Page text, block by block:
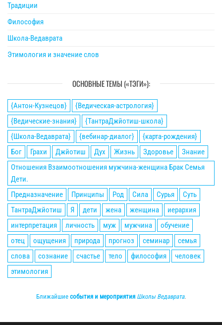
Традиции
Философия
Школа-Ведаврата
Этимология и значение слов
ОСНОВНЫЕ ТЕМЫ («ТЭГИ»):
{Антон-Кузнецов}
{Ведическая-астрология}
{Ведические-знания}
{ТантраДжйотиш-школа}
{Школа-Ведаврата}
{вебинар-диалог}
{карта-рождения}
Бог
Грахи Джйотиш Дух Жизнь Здоровье
Знание
Отношения Взаимоотношения мужчина-женщина Брак Семья
Дети.
Предназначение
Принципы Род Сила Сурья
Суть
ТантраДжйотиш
Я дети жена женщина
иерархия
интерпретация
личность муж мужчина
обучение
отец
ощущения природа прогноз семинар
семья
слова
сознание счастье тело философия
человек
этимология
Ближайшие события и мероприятия Школы Ведаврата.